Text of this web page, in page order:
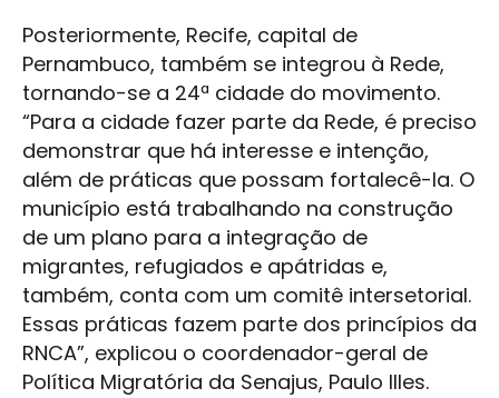
Posteriormente, Recife, capital de
Pernambuco, também se integrou à Rede,
tornando-se a 24ª cidade do movimento.
“Para a cidade fazer parte da Rede, é preciso
demonstrar que há interesse e intenção,
além de práticas que possam fortalecê-la. O
município está trabalhando na construção
de um plano para a integração de
migrantes, refugiados e apátridas e,
também, conta com um comitê intersetorial.
Essas práticas fazem parte dos princípios da
RNCA”, explicou o coordenador-geral de
Política Migratória da Senajus, Paulo Illes.